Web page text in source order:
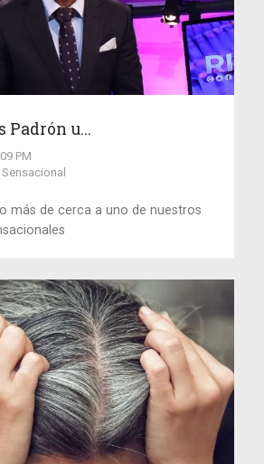
Padrón u...
PM
más de cerca a uno de nuestros